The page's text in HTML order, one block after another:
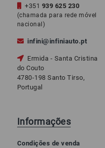
+351 939 625 230
(chamada para rede móvel
nacional)
infini@infiniauto.pt
Ermida - Santa Cristina
do Couto
4780-198 Santo Tirso,
Portugal
Informações
Condições de venda